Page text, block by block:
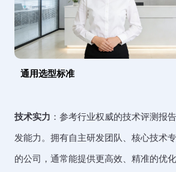
通用选型标准
技术实力 ：参考行业权威的技术评测报
发能力。拥有自主研发团队、核心技术
的公司，通常能提供更高效、精准的优